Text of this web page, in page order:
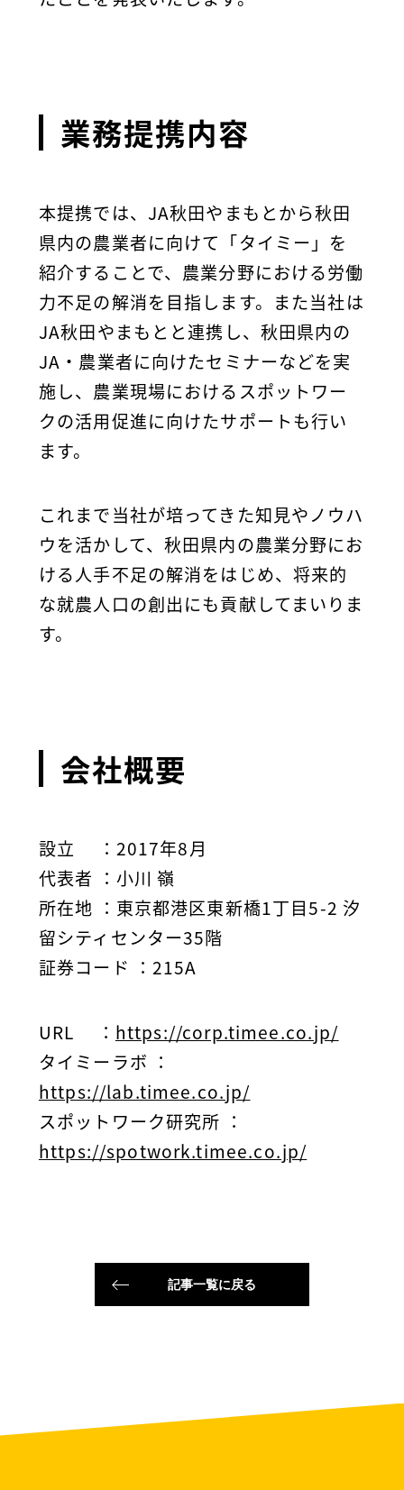
業務提携内容
本提携では、JA秋田やまもとから秋田
県内の農業者に向けて「タイミー」を
紹介することで、農業分野における労働
力不足の解消を目指します。 また当社は
JA秋田やまもとと連携し、秋田県内の
JA・農業者に向けたセミナーなどを実
施し、農業現場におけるスポットワー
クの活用促進に向けたサポートも行い
ます。
これまで当社が培ってきた知見やノウハ
ウを活かして、秋田県内の農業分野にお
ける人手不足の解消をはじめ、将来的
な就農人口の創出にも貢献してまいりま
す。
会社概要
設立
：2017年8月
代表者 ：小川 嶺
所在地 ：東京都港区東新橋1丁目5-2 汐
留シティセンター35階
証券コード ：215A
URL ： https://corp.timee.co.jp/
タイミーラボ ：
https://lab.timee.co.jp/
スポットワーク研究所 ：
https://spotwork.timee.co.jp/
記事一覧に戻る